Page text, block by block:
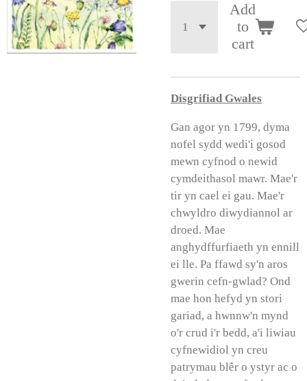
Add
to
cart
Disgrifiad Gwales
Gan agor yn 1799, dyma
nofel sydd wedi'i gosod
mewn cyfnod o newid
cymdeithasol mawr. Mae'r
tir yn cael ei gau. Mae'r
chwyldro diwydiannol ar
droed. Mae
anghydffurfiaeth yn ennill
ei lle. Pa ffawd sy'n aros
gwerin cefn-gwlad? Ond
mae hon hefyd yn stori
gariad, a hwnnw'n mynd
o'r crud i'r bedd, a'i liwiau
cyfnewidiol yn creu
patrymau blêr o ystyr ac o